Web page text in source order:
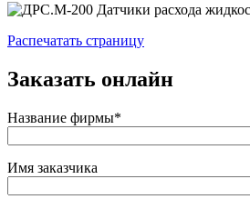
Распечатать страницу
Заказать онлайн
Название фирмы*
Имя заказчика